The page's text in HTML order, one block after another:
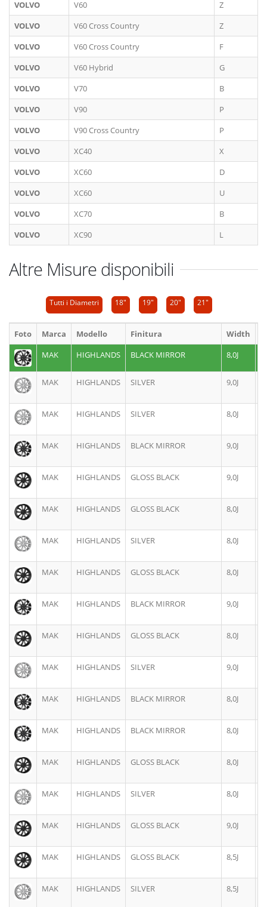
VOLVO V60
Z
VOLVO
V60 Cross Country
Z
VOLVO
V60 Cross Country
F
VOLVO
V60 Hybrid
G
VOLVO
V70
B
VOLVO
V90
P
VOLVO
V90 Cross Country
P
VOLVO
XC40
X
VOLVO
XC60
D
VOLVO
XC60
U
VOLVO
XC70
B
VOLVO
XC90 L
Altre Misure disponibili
Tutti i Diametri 18" 19" 20" 21"
Foto Marca Modello Finitura Width
MAK
HIGHLANDS BLACK MIRROR 8,0J
MAK HIGHLANDS SILVER 9,0J
MAK HIGHLANDS SILVER 8,0J
MAK HIGHLANDS BLACK MIRROR 9,0J
MAK HIGHLANDS GLOSS BLACK 9,0J
MAK HIGHLANDS GLOSS BLACK 8,0J
MAK HIGHLANDS SILVER 8,0J
MAK HIGHLANDS GLOSS BLACK 8,0J
MAK HIGHLANDS BLACK MIRROR 9,0J
MAK HIGHLANDS GLOSS BLACK 8,0J
MAK HIGHLANDS SILVER 9,0J
MAK HIGHLANDS BLACK MIRROR 8,0J
MAK HIGHLANDS BLACK MIRROR 8,0J
MAK HIGHLANDS GLOSS BLACK 8,0J
MAK HIGHLANDS SILVER 8,0J
MAK HIGHLANDS GLOSS BLACK 9,0J
MAK HIGHLANDS GLOSS BLACK 8,5J
MAK HIGHLANDS SILVER 8,5J